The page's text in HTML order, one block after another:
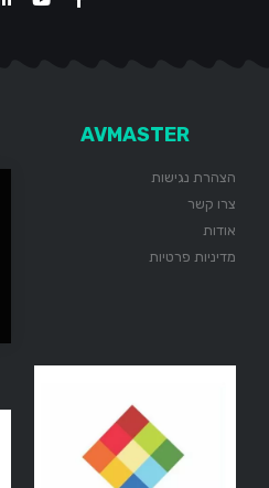
AVMASTER
הצהרת נגישות
צרו קשר
אודות
מדיניות פרטיות